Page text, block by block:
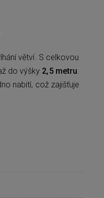
větví. S celkovou
do výšky 2,5 metru
nabití, což zajišťuje